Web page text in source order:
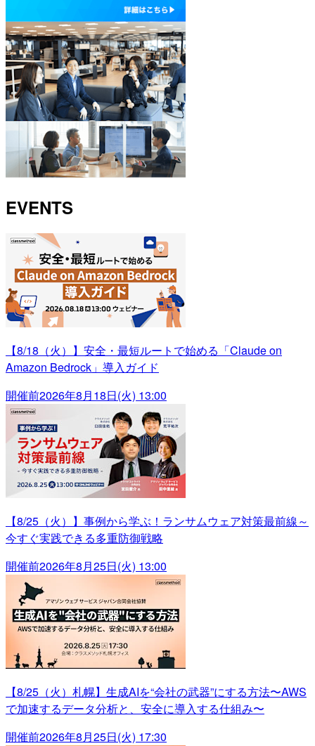
EVENTS
【8/18（火）】安全・最短ルートで始める「Claude on
Amazon Bedrock」導入ガイド
開催前2026年8月18日(火) 13:00
【8/25（火）】事例から学ぶ！ランサムウェア対策最前線～
今すぐ実践できる多重防御戦略
開催前2026年8月25日(火) 13:00
【8/25（火）札幌】生成AIを“会社の武器”にする方法〜AWS
で加速するデータ分析と、安全に導入する仕組み〜
開催前2026年8月25日(火) 17:30